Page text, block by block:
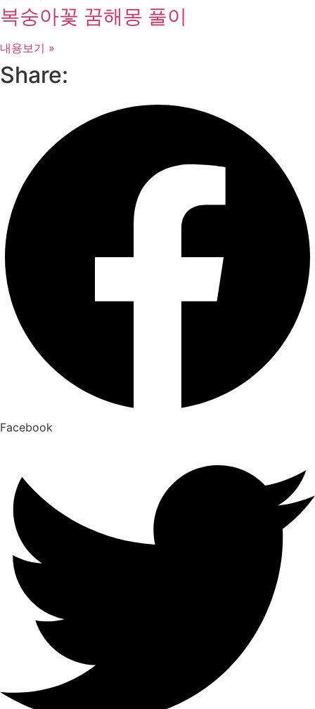
복숭아꽃 꿈해몽 풀이
내용보기 »
Share:
Facebook